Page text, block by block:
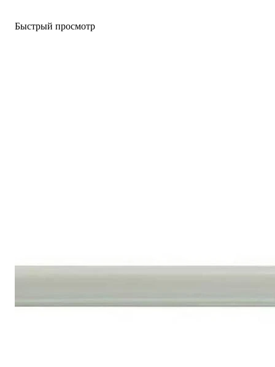
Быстрый просмотр